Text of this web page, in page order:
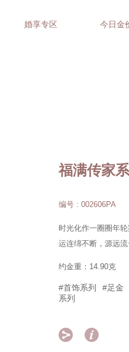
婚享专区 今日金
福满传家
编号 : 002606PA
时光化作一圈圈年
运连绵不断，源远流
约金重：14.90克
#首饰系列 #足金
系列
 